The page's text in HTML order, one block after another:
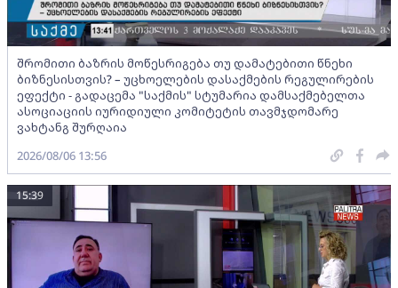
შრომითი ბაზრის მოწესრიგება თუ დამატებითი წნეხი
ბიზნესისთვის? – უცხოელების დასაქმების რეგულირების
ეფექტი - გადაცემა "საქმის" სტუმარია დამსაქმებელთა
ასოციაციის იურიდიული კომიტეტის თავმჯდომარე
ვახტანგ შურღაია
2026/08/06 13:56
15:39